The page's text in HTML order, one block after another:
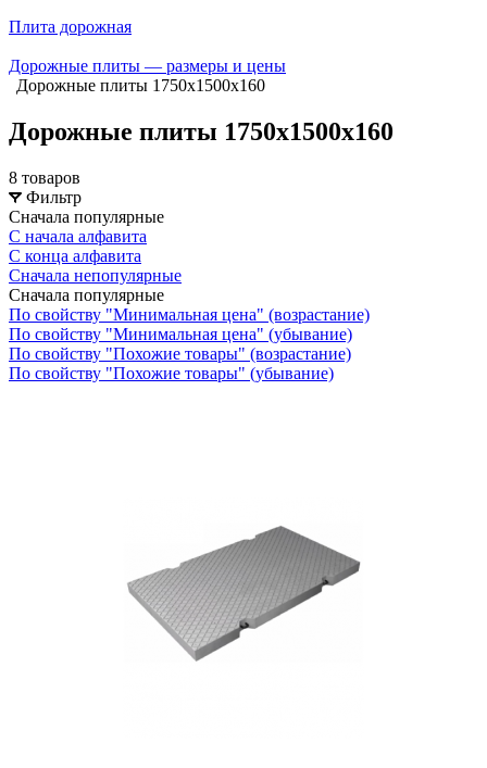
Плита дорожная
Дорожные плиты — размеры и цены
Дорожные плиты 1750х1500х160
Дорожные плиты 1750х1500х160
8 товаров
Фильтр
Сначала популярные
С начала алфавита
С конца алфавита
Сначала непопулярные
Сначала популярные
По свойству "Минимальная цена" (возрастание)
По свойству "Минимальная цена" (убывание)
По свойству "Похожие товары" (возрастание)
По свойству "Похожие товары" (убывание)